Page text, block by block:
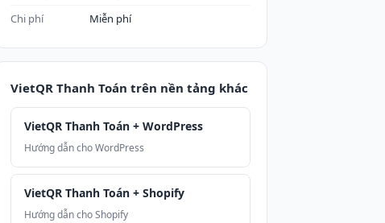
Chi phí
Miễn phí
VietQR Thanh Toán trên nền tảng khác
VietQR Thanh Toán + WordPress
Hướng dẫn cho WordPress
VietQR Thanh Toán + Shopify
Hướng dẫn cho Shopify